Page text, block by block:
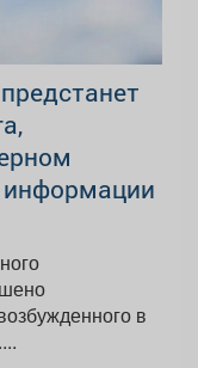
информации
в